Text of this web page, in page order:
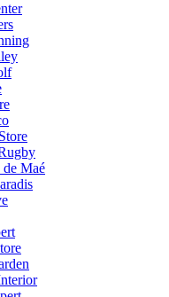
de Maé